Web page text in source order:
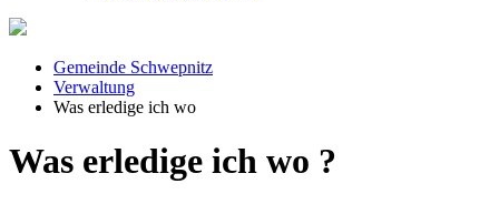
Gemeinde Schwepnitz
Verwaltung
Was erledige ich wo
Was erledige ich wo ?